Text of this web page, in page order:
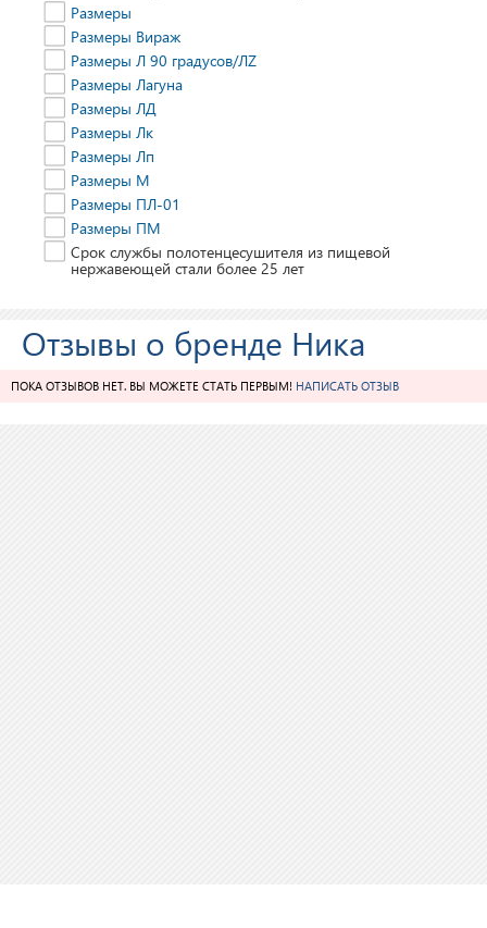
Размеры
Размеры Вираж
Размеры Л 90 градусов/ЛZ
Размеры Лагуна
Размеры ЛД
Размеры Лк
Размеры Лп
Размеры М
Размеры ПЛ-01
Размеры ПМ
Срок службы полотенцесушителя из пищевой
нержавеющей стали более 25 лет
Отзывы о бренде Ника
ПОКА ОТЗЫВОВ НЕТ. ВЫ МОЖЕТЕ СТАТЬ ПЕРВЫМ! НАПИСАТЬ ОТЗЫВ